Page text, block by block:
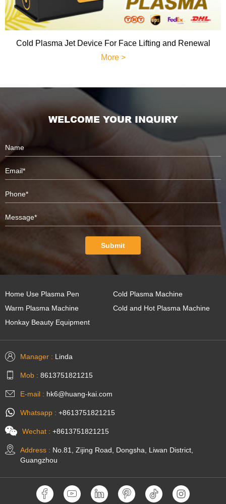
Cold Plasma Jet Device For Face Lifting and Renewal
More >
WELCOME YOUR INQUIRY
Submit
Home Use Plasma Pen
Cold Plasma Machine
Warm Plasma Machine
Cold and Hot Plasma Machine
Honkay Beauty Equipment
Manager : Linda
Mob : 8613751821215
E-mail : hk6@huang-kai.com
Whatsapp : +8613751821215
Wechat : +8613751821215
Address : No.81, Zijing Road, Dongsha, Liwan District,
Guangzhou